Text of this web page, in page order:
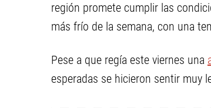
región promete cumplir las
más frío de la semana, con una
Pese a que regía este viernes una
esperadas se hicieron sentir muy